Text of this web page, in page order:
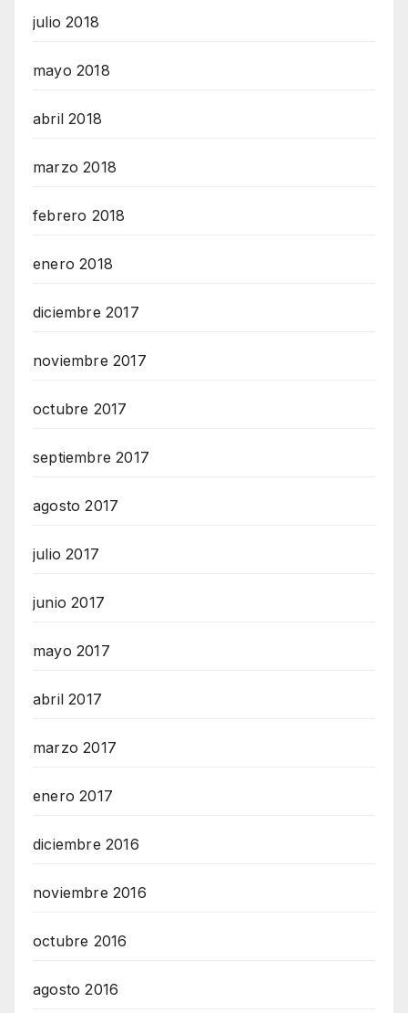
julio 2018
mayo 2018
abril 2018
marzo 2018
febrero 2018
enero 2018
diciembre 2017
noviembre 2017
octubre 2017
septiembre 2017
agosto 2017
julio 2017
junio 2017
mayo 2017
abril 2017
marzo 2017
enero 2017
diciembre 2016
noviembre 2016
octubre 2016
agosto 2016